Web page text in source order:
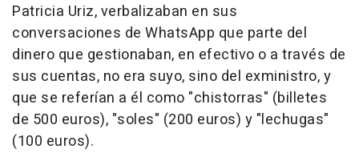
Patricia Uriz, verbalizaban en sus
conversaciones de WhatsApp que parte del
dinero que gestionaban, en efectivo o a través de
sus cuentas, no era suyo, sino del exministro, y
que se referían a él como "chistorras" (billetes
de 500 euros), "soles" (200 euros) y "lechugas"
(100 euros).